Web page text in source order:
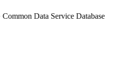
Common Data Service Database